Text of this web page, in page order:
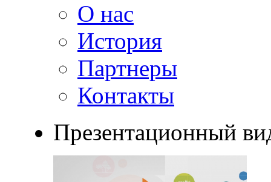
О нас
История
Партнеры
Контакты
Презентационный